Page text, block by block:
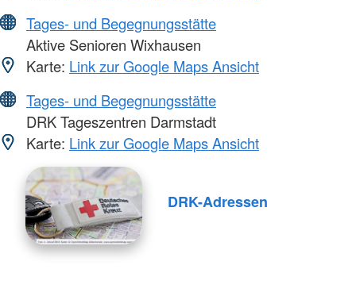
Tages- und Begegnungsstätte
Aktive Senioren Wixhausen
Karte: Link zur Google Maps Ansicht
Tages- und Begegnungsstätte
DRK Tageszentren Darmstadt
Karte: Link zur Google Maps Ansicht
DRK-Adressen